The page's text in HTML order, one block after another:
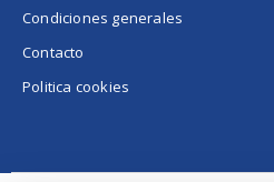
Condiciones generales
Contacto
Politica cookies